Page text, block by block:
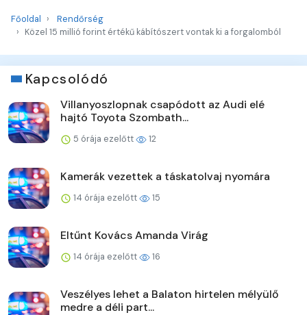
Főoldal
Rendőrség
Közel 15 millió forint értékű kábítószert vontak ki a forgalomból
Kapcsolódó
Villanyoszlopnak csapódott az Audi elé
hajtó Toyota Szombath...
5 órája ezelőtt 12
Kamerák vezettek a táskatolvaj nyomára
14 órája ezelőtt 15
Eltűnt Kovács Amanda Virág
14 órája ezelőtt 16
Veszélyes lehet a Balaton hirtelen mélyülő
medre a déli part...